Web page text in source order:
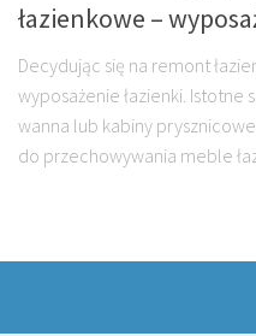
łazienkowe –
Decydując się na remont
wyposażenie łazienki. Istotne
wanna lub kabiny
do przechowywania meble